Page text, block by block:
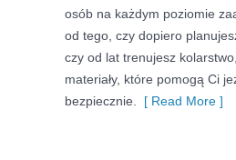
osób na każdym poziomie
od tego, czy dopiero
czy od lat trenujesz
materiały, które pomogą Ci
bezpiecznie.
[ Read More ]